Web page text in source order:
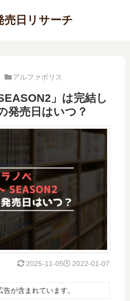
売日リサーチ
アルファポリス
」は完結し
発売日はいつ？
2022-01-07
2025-11-05
告が含まれています。